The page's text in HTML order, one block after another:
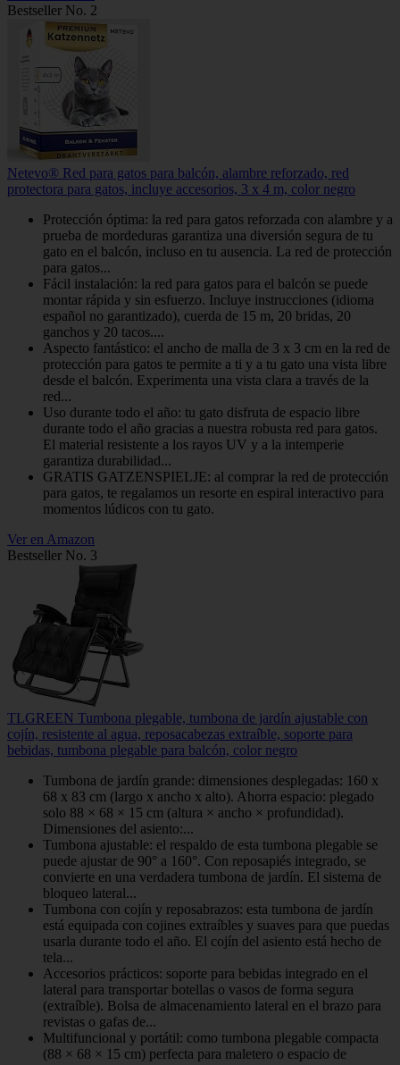
Bestseller No. 2
Netevo® Red para gatos para balcón, alambre reforzado, red
protectora para gatos, incluye accesorios, 3 x 4 m, color negro
Protección óptima: la red para gatos reforzada con alambre y a
prueba de mordeduras garantiza una diversión segura de tu
gato en el balcón, incluso en tu ausencia. La red de protección
para gatos...
Fácil instalación: la red para gatos para el balcón se puede
montar rápida y sin esfuerzo. Incluye instrucciones (idioma
español no garantizado), cuerda de 15 m, 20 bridas, 20
ganchos y 20 tacos....
Aspecto fantástico: el ancho de malla de 3 x 3 cm en la red de
protección para gatos te permite a ti y a tu gato una vista libre
desde el balcón. Experimenta una vista clara a través de la
red...
Uso durante todo el año: tu gato disfruta de espacio libre
durante todo el año gracias a nuestra robusta red para gatos.
El material resistente a los rayos UV y a la intemperie
garantiza durabilidad...
GRATIS GATZENSPIELJE: al comprar la red de protección
para gatos, te regalamos un resorte en espiral interactivo para
momentos lúdicos con tu gato.
Ver en Amazon
Bestseller No. 3
TLGREEN Tumbona plegable, tumbona de jardín ajustable con
cojín, resistente al agua, reposacabezas extraíble, soporte para
bebidas, tumbona plegable para balcón, color negro
Tumbona de jardín grande: dimensiones desplegadas: 160 x
68 x 83 cm (largo x ancho x alto). Ahorra espacio: plegado
solo 88 × 68 × 15 cm (altura × ancho × profundidad).
Dimensiones del asiento:...
Tumbona ajustable: el respaldo de esta tumbona plegable se
puede ajustar de 90° a 160°. Con reposapiés integrado, se
convierte en una verdadera tumbona de jardín. El sistema de
bloqueo lateral...
Tumbona con cojín y reposabrazos: esta tumbona de jardín
está equipada con cojines extraíbles y suaves para que puedas
usarla durante todo el año. El cojín del asiento está hecho de
tela...
Accesorios prácticos: soporte para bebidas integrado en el
lateral para transportar botellas o vasos de forma segura
(extraíble). Bolsa de almacenamiento lateral en el brazo para
revistas o gafas de...
Multifuncional y portátil: como tumbona plegable compacta
(88 × 68 × 15 cm) perfecta para maletero o espacio de